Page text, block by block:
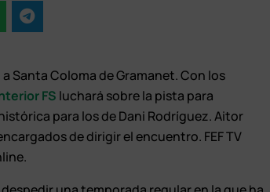
Santa Coloma de Gramanet. Con los
FS luchará sobre la pista para
para los de Dani Rodríguez. Aitor
de dirigir el encuentro. FEF TV